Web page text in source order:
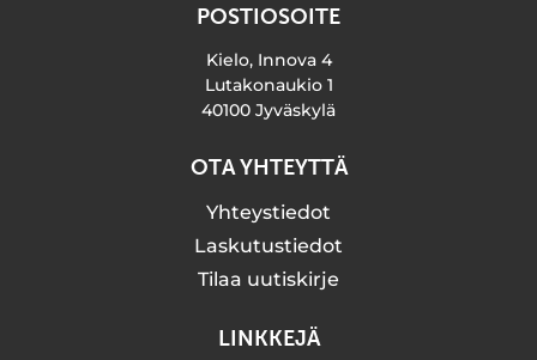
POSTIOSOITE
Kielo, Innova 4
Lutakonaukio 1
40100 Jyväskylä
OTA YHTEYTTÄ
Yhteystiedot
Laskutustiedot
Tilaa uutiskirje
LINKKEJÄ